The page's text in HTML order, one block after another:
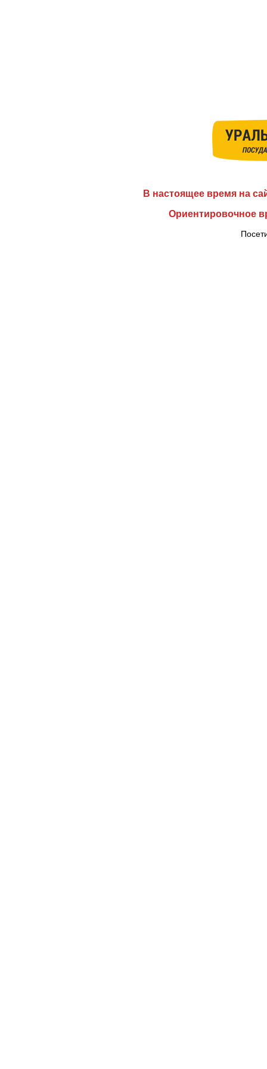
В настоящее время на
Ориентировочное